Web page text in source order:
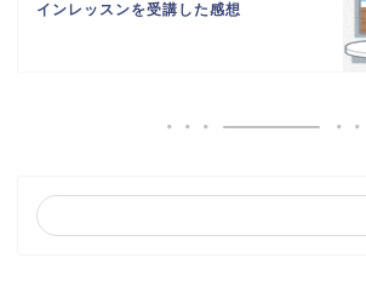
インレッスンを受講した感想